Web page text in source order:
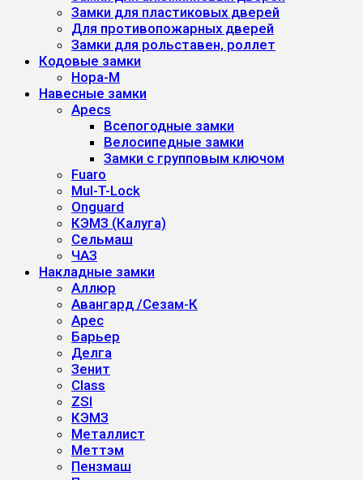
Замки для пластиковых дверей
Для противопожарных дверей
Замки для рольставен, роллет
Кодовые замки
Нора-М
Навесные замки
Apecs
Всепогодные замки
Велосипедные замки
Замки с групповым ключом
Fuaro
Mul-T-Lock
Onguard
КЭМЗ (Калуга)
Сельмаш
ЧАЗ
Накладные замки
Аллюр
Авангард /Сезам-К
Арес
Барьер
Делга
Зенит
Class
ZSI
КЭМЗ
Металлист
Меттэм
Пензмаш